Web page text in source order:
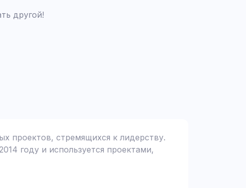
другой!
проектов, стремящихся к лидерству.
году и используется проектами,